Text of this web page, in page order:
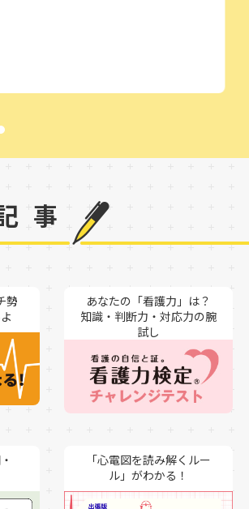
事
勢
あなたの「看護力」は？
知識・判断力・対応力の腕
試し
「心電図を読み解くルー
ル」がわかる！